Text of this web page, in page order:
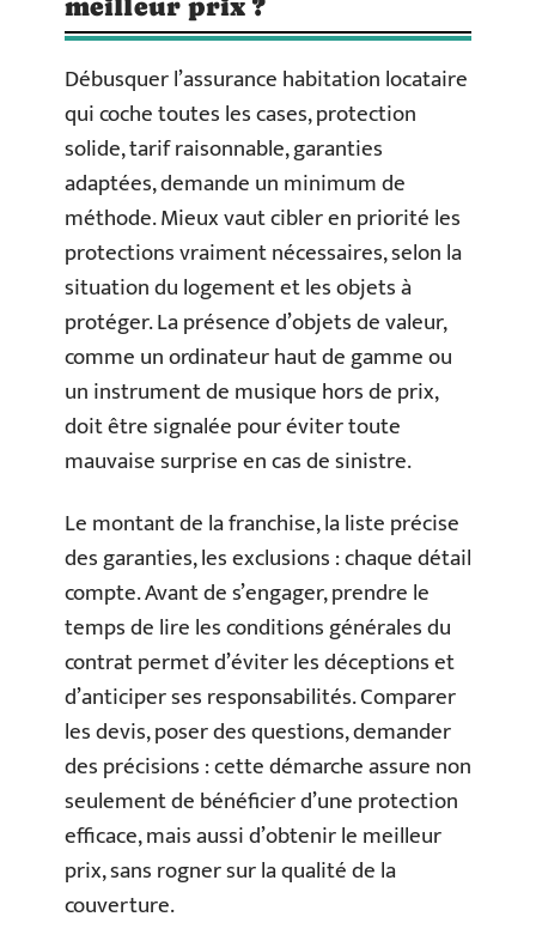
meilleur prix ?
Débusquer l’assurance habitation locataire
qui coche toutes les cases, protection
solide, tarif raisonnable, garanties
adaptées, demande un minimum de
méthode. Mieux vaut cibler en priorité les
protections vraiment nécessaires, selon la
situation du logement et les objets à
protéger. La présence d’objets de valeur,
comme un ordinateur haut de gamme ou
un instrument de musique hors de prix,
doit être signalée pour éviter toute
mauvaise surprise en cas de sinistre.
Le montant de la franchise, la liste précise
des garanties, les exclusions : chaque détail
compte. Avant de s’engager, prendre le
temps de lire les conditions générales du
contrat permet d’éviter les déceptions et
d’anticiper ses responsabilités. Comparer
les devis, poser des questions, demander
des précisions : cette démarche assure non
seulement de bénéficier d’une protection
efficace, mais aussi d’obtenir le meilleur
prix, sans rogner sur la qualité de la
couverture.